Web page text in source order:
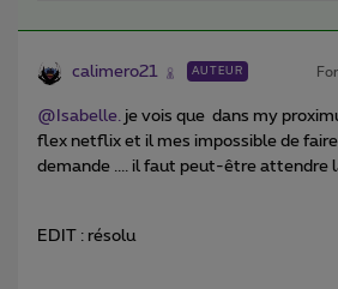
calimero21 AUTEUR
@Isabelle. je vois que dans my
flex netflix et il mes impossible de
demande .... il faut peut-être attendre
EDIT : résolu